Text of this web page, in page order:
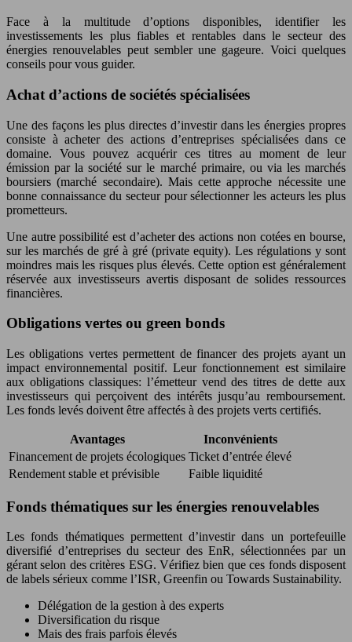
Face à la multitude d’options disponibles, identifier les
investissements les plus fiables et rentables dans le secteur des
énergies renouvelables peut sembler une gageure. Voici quelques
conseils pour vous guider.
Achat d’actions de sociétés spécialisées
Une des façons les plus directes d’investir dans les énergies propres
consiste à acheter des actions d’entreprises spécialisées dans ce
domaine. Vous pouvez acquérir ces titres au moment de leur
émission par la société sur le marché primaire, ou via les marchés
boursiers (marché secondaire). Mais cette approche nécessite une
bonne connaissance du secteur pour sélectionner les acteurs les plus
prometteurs.
Une autre possibilité est d’acheter des actions non cotées en bourse,
sur les marchés de gré à gré (private equity). Les régulations y sont
moindres mais les risques plus élevés. Cette option est généralement
réservée aux investisseurs avertis disposant de solides ressources
financières.
Obligations vertes ou green bonds
Les obligations vertes permettent de financer des projets ayant un
impact environnemental positif. Leur fonctionnement est similaire
aux obligations classiques: l’émetteur vend des titres de dette aux
investisseurs qui perçoivent des intérêts jusqu’au remboursement.
Les fonds levés doivent être affectés à des projets verts certifiés.
Avantages
Inconvénients
Financement de projets écologiques Ticket d’entrée élevé
Rendement stable et prévisible
Faible liquidité
Fonds thématiques sur les énergies renouvelables
Les fonds thématiques permettent d’investir dans un portefeuille
diversifié d’entreprises du secteur des EnR, sélectionnées par un
gérant selon des critères ESG. Vérifiez bien que ces fonds disposent
de labels sérieux comme l’ISR, Greenfin ou Towards Sustainability.
Délégation de la gestion à des experts
Diversification du risque
Mais des frais parfois élevés